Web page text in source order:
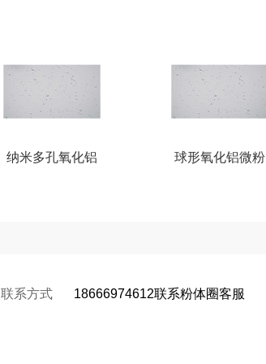
纳米多孔氧化铝 球形氧化铝微粉
联系方式 18666974612联系粉体圈客服